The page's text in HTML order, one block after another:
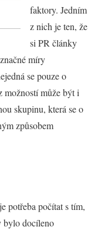
faktory. Jedním
z nich je ten, že
si PR články
míry
se pouze o
možností může být i
skupinu, která se o
způsobem
potřeba počítat s tím,
bylo docíleno